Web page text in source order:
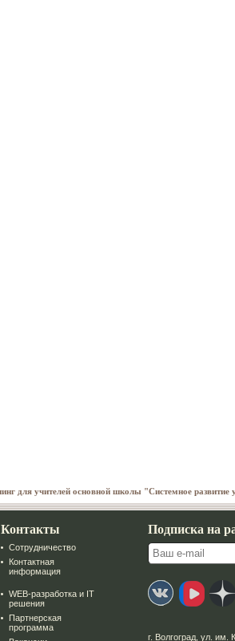
для учителей основной школы "Системное развитие
Контакты
Сотрудничество
Контактная
информация
WEB-разработка и IT
решения
Партнерская
программа
Подписка на
г. Волгоград ул. им.